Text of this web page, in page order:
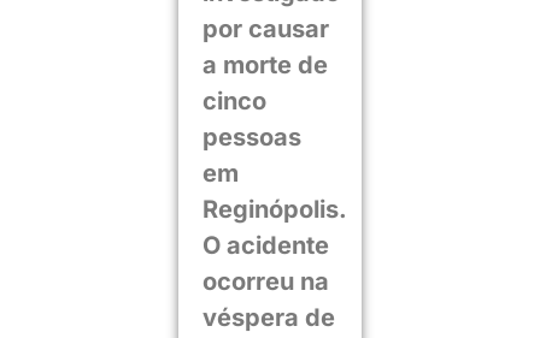
por causar
a morte de
cinco
pessoas
em
Reginópolis.
O acidente
ocorreu na
véspera de